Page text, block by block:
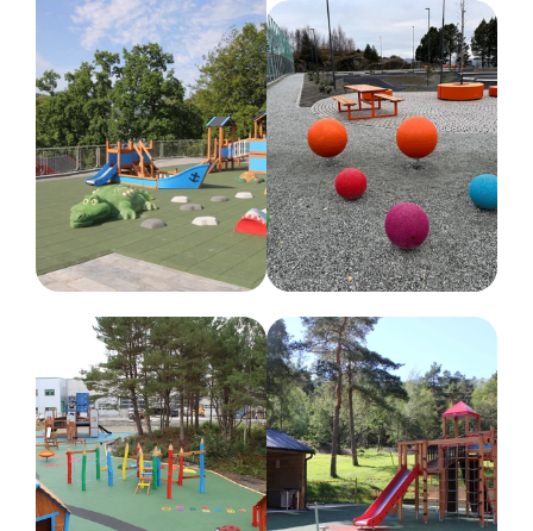
45 cm
Fundament
Stål
Nedstøping
Dimensjoner
Bredde :71 cm
Høyde :90 cm
Lengde :134 cm
Nettovekt
43 kg